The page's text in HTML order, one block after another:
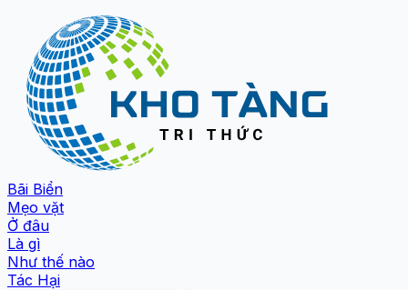
Bãi Biển
Mẹo vặt
Ở đâu
Là gì
Như thế nào
Tác Hại